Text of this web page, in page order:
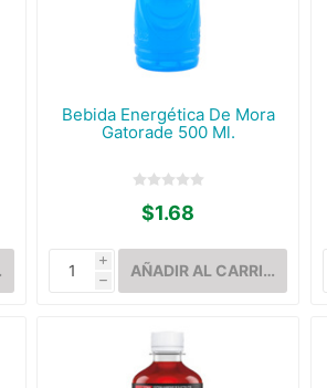
Bebida Energética De Mora
Gatorade 500 Ml.
$1.68
i
h